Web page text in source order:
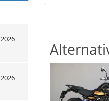
2026
2026